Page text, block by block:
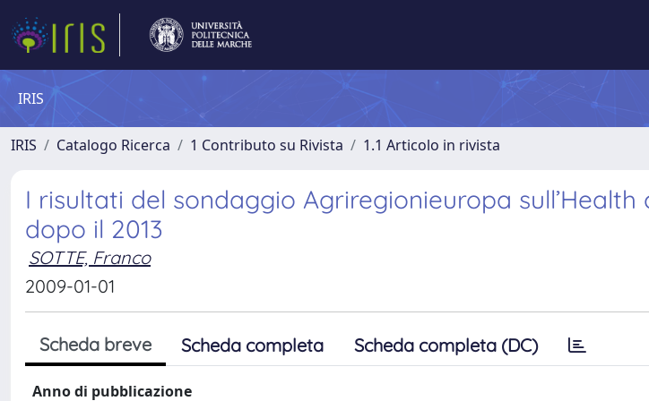
IRIS
IRIS Catalogo Ricerca 1 Contributo su Rivista 1.1 Articolo in rivista
I risultati del sondaggio Agriregionieuropa sull’Health
dopo il 2013
SOTTE, Franco
2009-01-01
Scheda breve Scheda completa Scheda completa (DC)
Anno di pubblicazione